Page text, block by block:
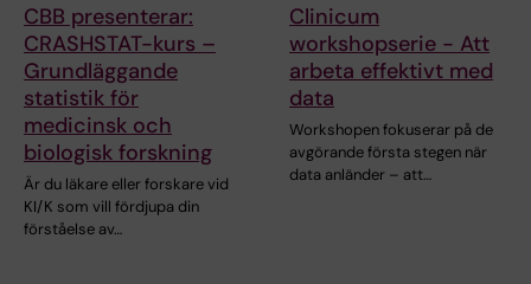
CBB presenterar:
CRASHSTAT-kurs –
Grundläggande
statistik för
medicinsk och
biologisk forskning
Är du läkare eller forskare vid
KI/K som vill fördjupa din
förståelse av…
Clinicum
workshopserie - Att
arbeta effektivt med
data
Workshopen fokuserar på de
avgörande första stegen när
data anländer – att…